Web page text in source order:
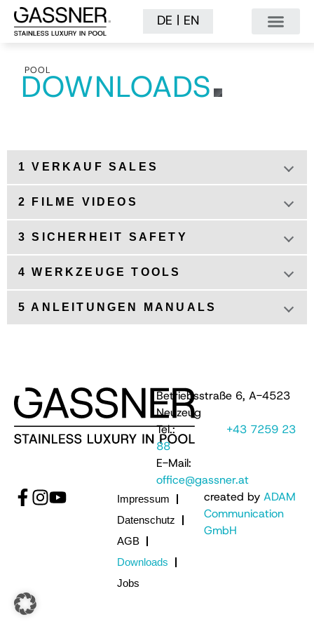
DE | EN
POOL
DOWNLOADS
1 VERKAUF SALES
2 FILME VIDEOS
3 SICHERHEIT SAFETY
4 WERKZEUGE TOOLS
5 ANLEITUNGEN MANUALS
Betriebsstraße 6, A-4523
Neuzeug
Tel.:
+43 7259 23
88
E-Mail:
office@gassner.at
Impressum
Datenschutz
AGB
Downloads
Jobs
created byADAM
Communication
GmbH